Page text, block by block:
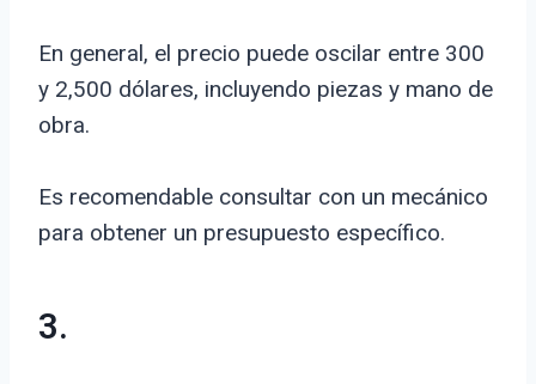
En general, el precio puede oscilar entre 300
y 2,500 dólares, incluyendo piezas y mano de
obra.
Es recomendable consultar con un mecánico
para obtener un presupuesto específico.
3.